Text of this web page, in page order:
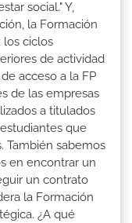
social." Y,
la Formación
los ciclos
de actividad
acceso a la FP
de las empresas
a titulados
que
También sabemos
en encontrar un
un contrato
la Formación
¿A qué